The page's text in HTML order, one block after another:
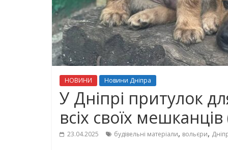
НОВИНИ Новини Дніпра
У Дніпрі притулок
всіх своїх
23.04.2025 будівельні матеріали, вольєри,